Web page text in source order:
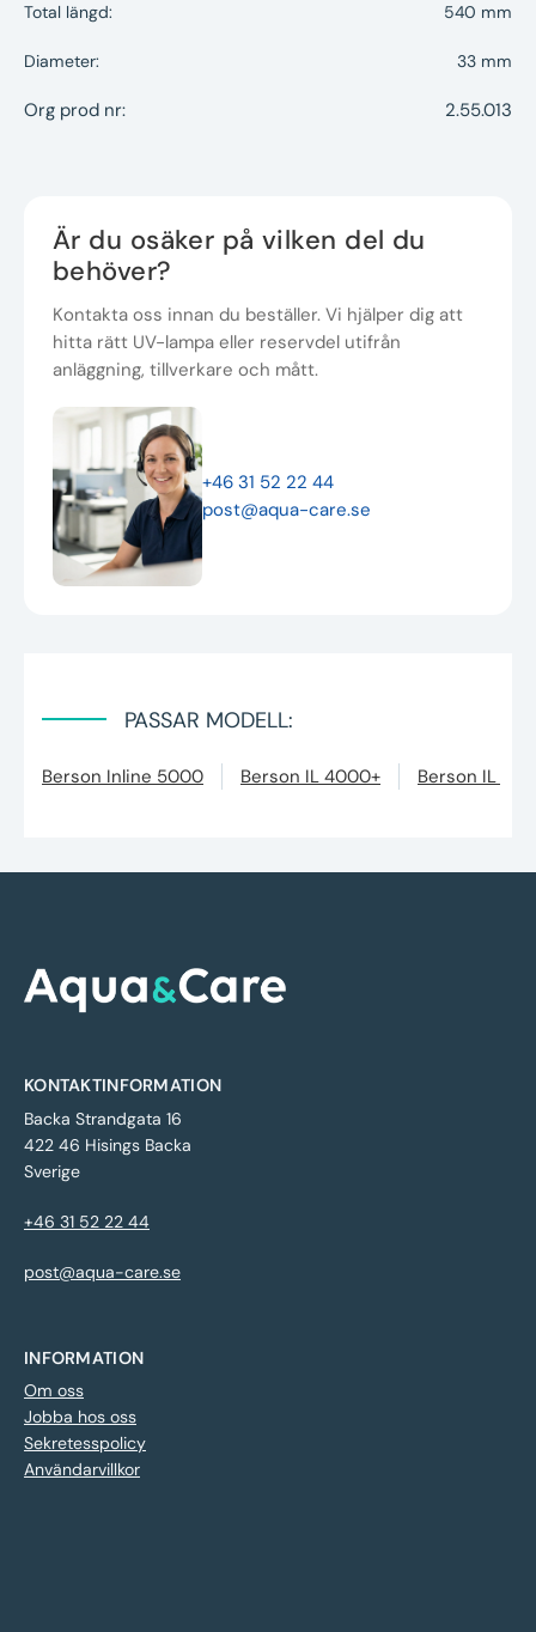
Total längd: 540 mm
Diameter: 33 mm
Org prod nr: 2.55.013
Är du osäker på vilken del du
behöver?
Kontakta oss innan du beställer. Vi hjälper dig att
hitta rätt UV-lampa eller reservdel utifrån
anläggning, tillverkare och mått.
+46 31 52 22 44
post@aqua-care.se
PASSAR MODELL:
Berson Inline 5000 Berson IL 4000+ Berson IL
KONTAKTINFORMATION
Backa Strandgata 16
422 46 Hisings Backa
Sverige
+46 31 52 22 44
post@aqua-care.se
INFORMATION
Om oss
Jobba hos oss
Sekretesspolicy
Användarvillkor